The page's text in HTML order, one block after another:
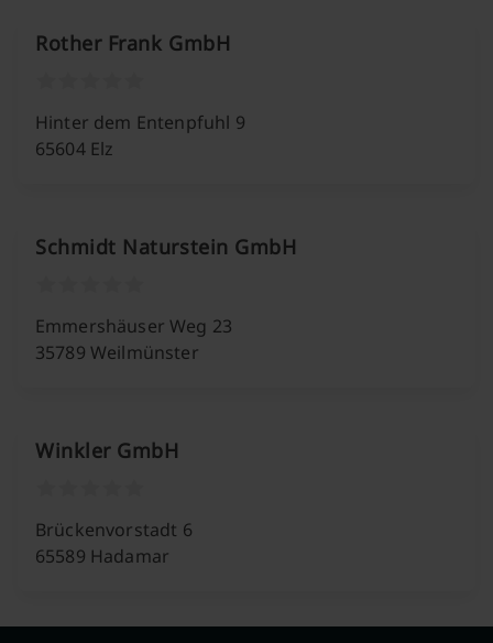
Rother Frank GmbH
Hinter dem Entenpfuhl 9
65604 Elz
Schmidt Naturstein GmbH
Emmershäuser Weg 23
35789 Weilmünster
Winkler GmbH
Brückenvorstadt 6
65589 Hadamar